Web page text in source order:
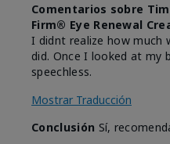
Comentarios sobre
Firm® Eye Renewal
I didnt realize how much
did. Once I looked at my
speechless.
Mostrar Traducción
Conclusión Sí,